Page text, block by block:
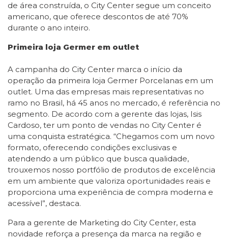
de área construída, o City Center segue um conceito
americano, que oferece descontos de até 70%
durante o ano inteiro.
Primeira loja Germer em outlet
A campanha do City Center marca o início da
operação da primeira loja Germer Porcelanas em um
outlet. Uma das empresas mais representativas no
ramo no Brasil, há 45 anos no mercado, é referência no
segmento. De acordo com a gerente das lojas, Isis
Cardoso, ter um ponto de vendas no City Center é
uma conquista estratégica. “Chegamos com um novo
formato, oferecendo condições exclusivas e
atendendo a um público que busca qualidade,
trouxemos nosso portfólio de produtos de excelência
em um ambiente que valoriza oportunidades reais e
proporciona uma experiência de compra moderna e
acessível”, destaca.
Para a gerente de Marketing do City Center, esta
novidade reforça a presença da marca na região e